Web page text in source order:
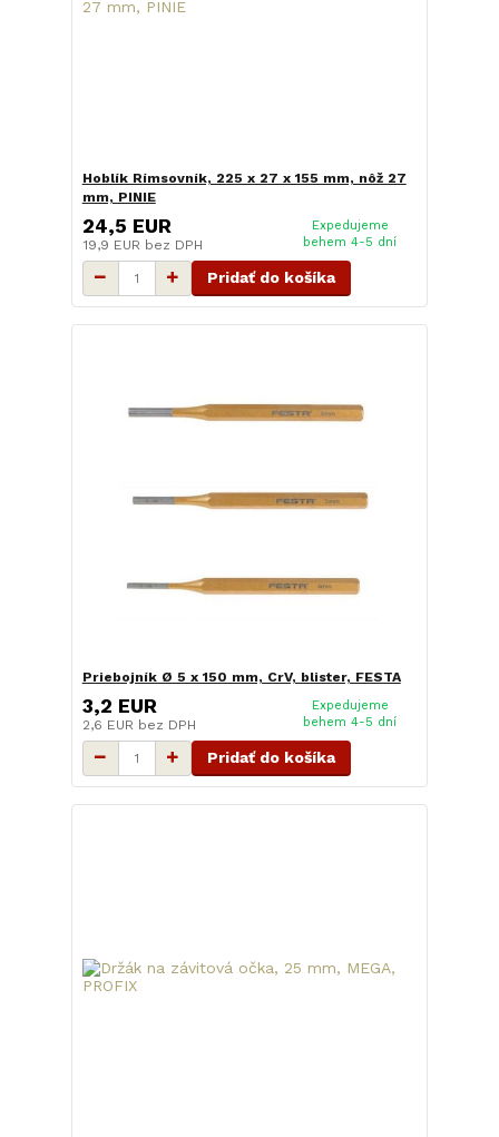
Hoblík Rímsovník, 225 x 27 x 155 mm, nôž 27
mm, PINIE
24,5 EUR
19,9 EUR bez DPH
Expedujeme
behem 4-5 dní
Pridať do košíka
Priebojník Ø 5 x 150 mm, CrV, blister, FESTA
3,2 EUR
2,6 EUR bez DPH
Expedujeme
behem 4-5 dní
Pridať do košíka